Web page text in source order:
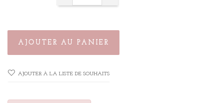
AJOUTER AU PANIER
AJOUTER À LA LISTE DE SOUHAITS